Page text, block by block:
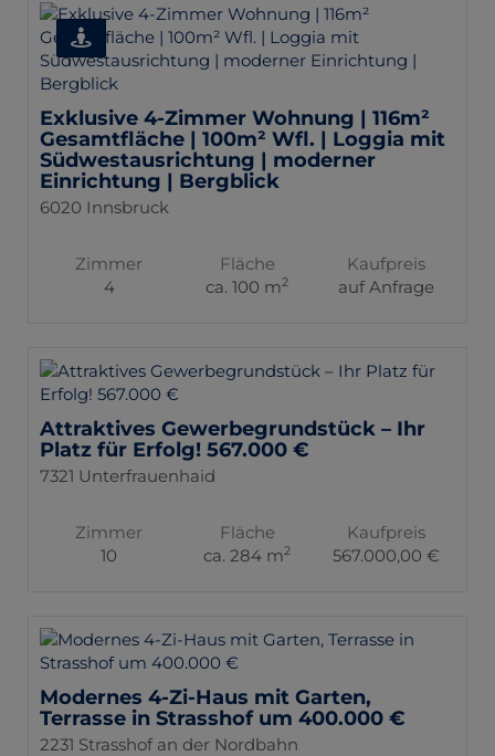
Exklusive 4-Zimmer Wohnung | 116m²
Gesamtfläche | 100m² Wfl. | Loggia mit
Südwestausrichtung | moderner
Einrichtung | Bergblick
6020 Innsbruck
Zimmer
4
Fläche
ca. 100 m2
Kaufpreis
auf Anfrage
Attraktives Gewerbegrundstück – Ihr
Platz für Erfolg! 567.000 €
7321 Unterfrauenhaid
Zimmer
10
Fläche
ca. 284 m2
Kaufpreis
567.000,00 €
Modernes 4-Zi-Haus mit Garten,
Terrasse in Strasshof um 400.000 €
2231 Strasshof an der Nordbahn